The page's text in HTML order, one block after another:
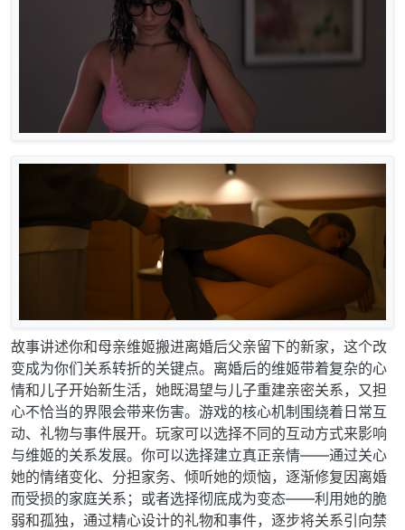
故事讲述你和母亲维姬搬进离婚后父亲留下的新家，这个改
变成为你们关系转折的关键点。离婚后的维姬带着复杂的心
情和儿子开始新生活，她既渴望与儿子重建亲密关系，又担
心不恰当的界限会带来伤害。游戏的核心机制围绕着日常互
动、礼物与事件展开。玩家可以选择不同的互动方式来影响
与维姬的关系发展。你可以选择建立真正亲情——通过关心
她的情绪变化、分担家务、倾听她的烦恼，逐渐修复因离婚
而受损的家庭关系；或者选择彻底成为变态——利用她的脆
弱和孤独，通过精心设计的礼物和事件，逐步将关系引向禁